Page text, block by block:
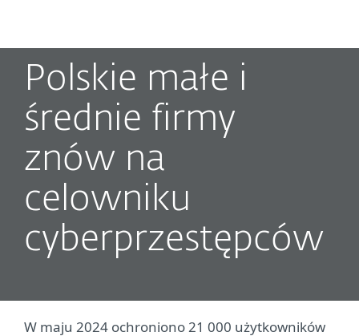
Polskie małe i
średnie firmy
znów na
celowniku
cyberprzestępców
W maju 2024 ochroniono 21 000 użytkowników